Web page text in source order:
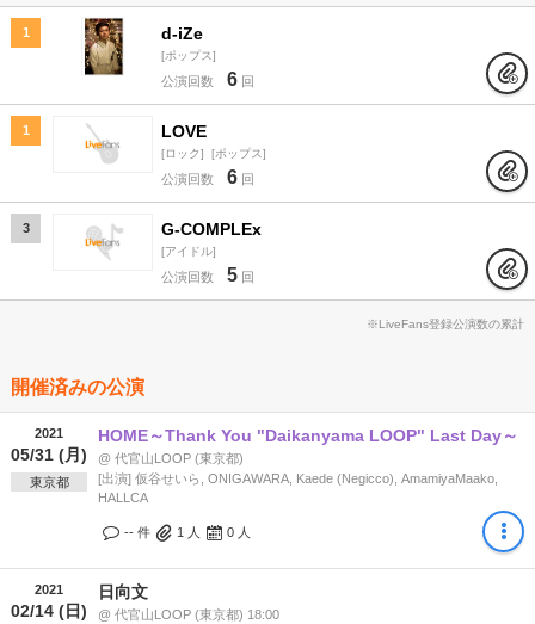
1 d-iZe
ポップス
公演回数 6 回
1 LOVE
ロック ポップス
公演回数 6 回
3 G-COMPLEx
アイドル
公演回数 5 回
※LiveFans登録公演数の累計
開催済みの公演
2021
05/31 (月)
東京都
HOME～Thank You "Daikanyama LOOP" Last Day～
@ 代官山LOOP (東京都)
[出演] 仮谷せいら, ONIGAWARA, Kaede (Negicco), AmamiyaMaako,
HALLCA
-- 件 1 人 0 人
2021
02/14 (日)
日向文
@ 代官山LOOP (東京都) 18:00